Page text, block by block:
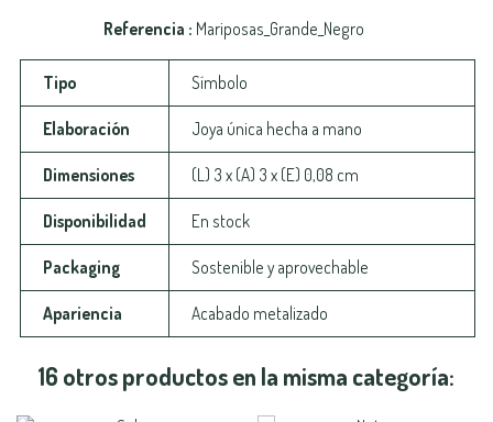
Referencia Mariposas_Grande_Negro
Tipo Símbolo
Elaboración Joya única hecha a mano
Dimensiones (L) 3 x (A) 3 x (E) 0,08 cm
Disponibilidad En stock
Packaging Sostenible y aprovechable
Apariencia Acabado metalizado
16 otros productos en la misma categoría: